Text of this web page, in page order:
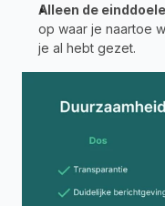
Alleen de
op waar je naartoe
je al hebt gezet.